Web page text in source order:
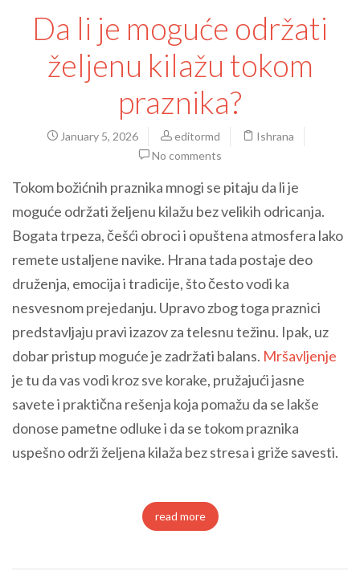
Da li je moguće održati
željenu kilažu tokom
praznika?
January 5, 2026 editormd
Ishrana
No comments
Tokom božićnih praznika mnogi se pitaju da li je
moguće održati željenu kilažu bez velikih odricanja.
Bogata trpeza, češći obroci i opuštena atmosfera lako
remete ustaljene navike. Hrana tada postaje deo
druženja, emocija i tradicije, što često vodi ka
nesvesnom prejedanju. Upravo zbog toga praznici
predstavljaju pravi izazov za telesnu težinu. Ipak, uz
dobar pristup moguće je zadržati balans. Mršavljenje
je tu da vas vodi kroz sve korake, pružajući jasne
savete i praktična rešenja koja pomažu da se lakše
donose pametne odluke i da se tokom praznika
uspešno održi željena kilaža bez stresa i griže savesti.
read more